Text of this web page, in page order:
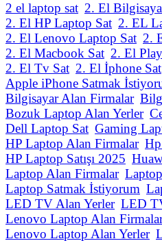
2 el laptop sat 2. El
2. El HP Laptop Sat 2. EL
2. El Lenovo Laptop Sat 2.
2. El Macbook Sat 2. El
2. El Tv Sat 2. El İphone Sat
Apple iPhone Satmak
Bilgisayar Alan Firmalar
Bozuk Laptop Alan Yerler
Dell Laptop Sat Gaming
HP Laptop Alan Firmalar
HP Laptop Satışı 2025
Laptop Alan Firmalar
Laptop Satmak İstiyorum
LED TV Alan Yerler LED
Lenovo Laptop Alan
Lenovo Laptop Alan Yerler